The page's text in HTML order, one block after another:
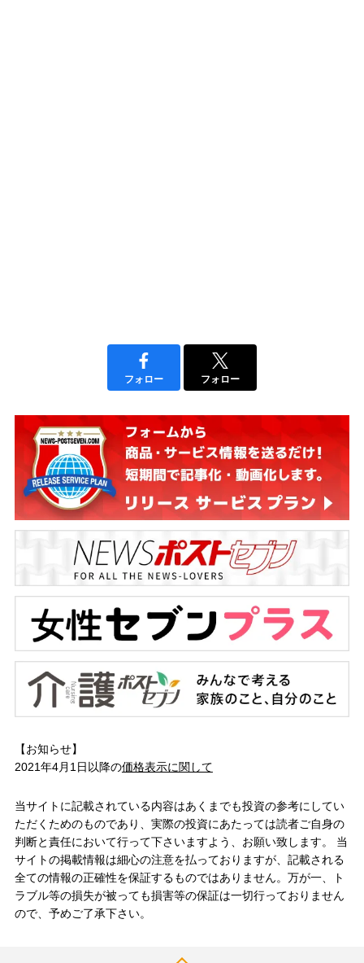
フォロー フォロー
【お知らせ】
2021年4月1日以降の価格表示に関して
当サイトに記載されている内容はあくまでも投資の参考にしてい
ただくためのものであり、実際の投資にあたっては読者ご自身の
判断と責任において行って下さいますよう、お願い致します。 当
サイトの掲載情報は細心の注意を払っておりますが、記載される
全ての情報の正確性を保証するものではありません。万が一、ト
ラブル等の損失が被っても損害等の保証は一切行っておりません
ので、予めご了承下さい。